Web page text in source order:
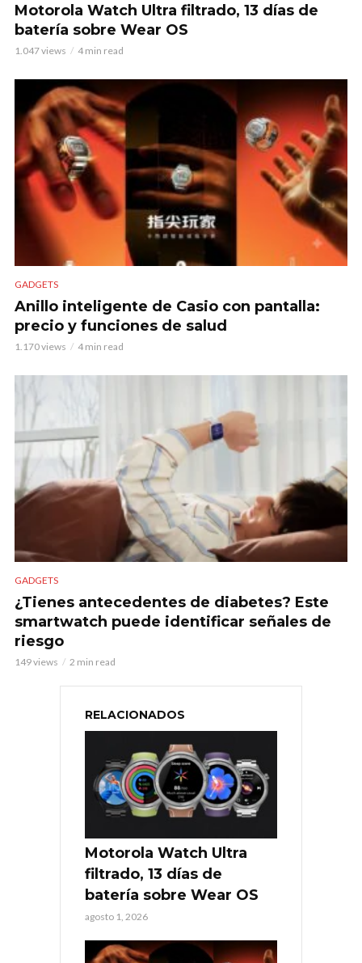
Motorola Watch Ultra filtrado, 13 días de
batería sobre Wear OS
1.047 views 4 min read
GADGETS
Anillo inteligente de Casio con pantalla:
precio y funciones de salud
1.170 views 4 min read
GADGETS
¿Tienes antecedentes de diabetes? Este
smartwatch puede identificar señales de
riesgo
149 views 2 min read
RELACIONADOS
Motorola Watch Ultra
filtrado, 13 días de
batería sobre Wear OS
agosto 1, 2026